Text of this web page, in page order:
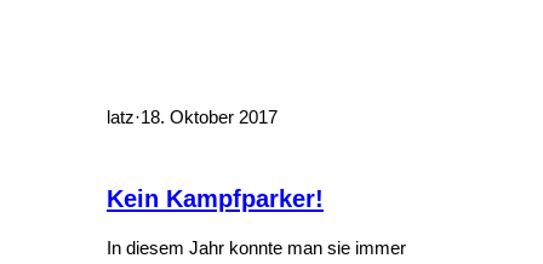
latz·18. Oktober 2017
Kein Kampfparker!
In diesem Jahr konnte man sie immer